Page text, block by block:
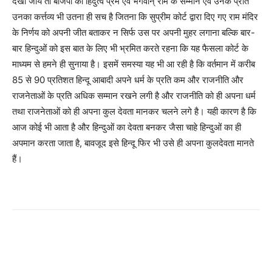
उनका कर्त्तव्य भी उतना ही सच है जितना कि सुप्रीम कोर्ट द्वारा दिए गए राम मंदिर
के निर्णय को अपनी जीत बताकर न सिर्फ उस पर अपनी मुहर लगाना बल्कि बार-
बार हिन्दुओं को इस बात के लिए भी भ्रमित करते रहना कि यह फैसला कोर्ट के
माध्यम से हमने ही सुनाया है। इसमें समस्या यह भी आ रही है कि वर्तमान में करीब
85 से 90 प्रतिशत हिन्दू आबादी अपने धर्म के प्रति कम और राजनीति और
राजनेताओं के प्रति अधिक सम्मान रखने लगी है और राजनीति को ही अपना धर्म
तथा राजनेताओं को ही अपना कुल देवता मानकर चलने लगे है। यही कारण है कि
आज कोई भी आता है और हिन्दुओं का देवता बनकर जैसा चाहे हिन्दुओं का ही
अपमान करता जाता है, बावजूद इसे हिन्दू फिर भी उसे ही अपना कुलदेवता मानते
हैं।